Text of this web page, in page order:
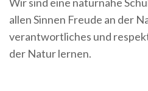
allen Sinnen Freude an der
verantwortliches und
der Natur lernen.